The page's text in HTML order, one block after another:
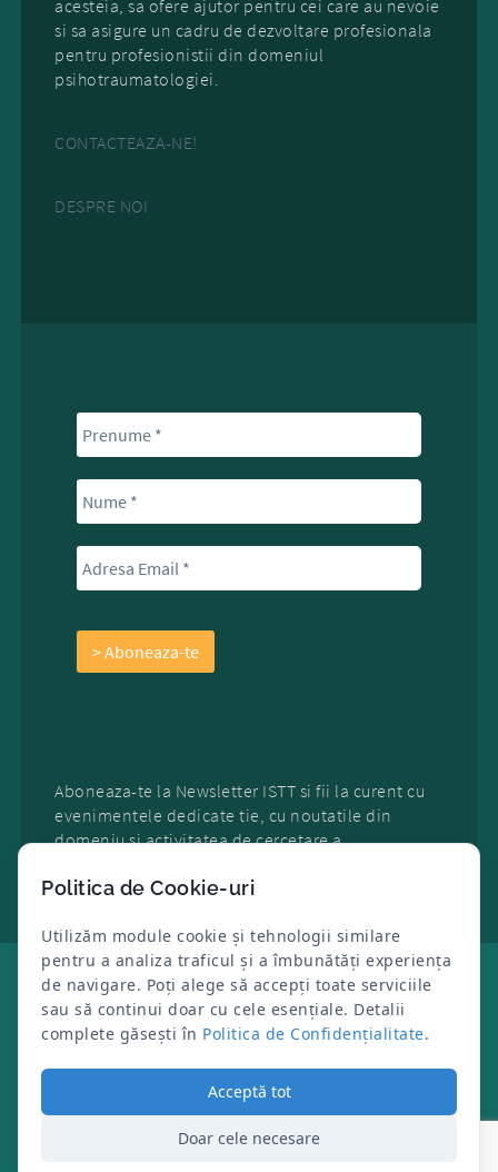
acesteia, sa ofere ajutor pentru cei care au nevoie
si sa asigure un cadru de dezvoltare profesionala
pentru profesionistii din domeniul
psihotraumatologiei.
CONTACTEAZA-NE!
DESPRE NOI
Aboneaza-te la Newsletter ISTT si fii la curent cu
evenimentele dedicate tie, cu noutatile din
domeniu si activitatea de cercetare a
CopyrightISTT © 2025- Toate drepturile
rezervate
inregistrate "FII BINE CU TINE!
Cod deontologic
Politica de confidentialitate|Termeni si Conditii
Politica de Cookie-uri
Utilizăm module cookie și tehnologii similare
pentru a analiza traficul și a îmbunătăți experiența
de navigare. Poți alege să accepți toate serviciile
sau să continui doar cu cele esențiale. Detalii
complete găsești în Politica de Confidențialitate.
Doar cele necesare
Acceptă tot